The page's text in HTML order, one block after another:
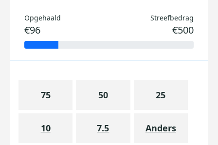
Opgehaald
€96
Streefbedrag
€500
75 50 25
10 7.5 Anders